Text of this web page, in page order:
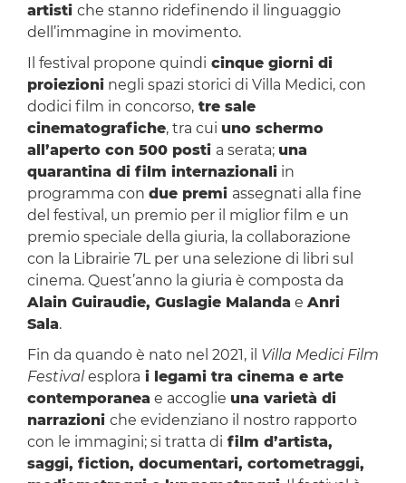
artisti che stanno ridefinendo il linguaggio
dell’immagine in movimento.
Il festival propone quindi cinque giorni di
proiezioninegli spazi storici di Villa Medici, con
dodici film in concorso,tre sale
cinematografiche, tra cui uno schermo
all’aperto con 500 posti a serata; una
quarantina di film internazionaliin
programma con due premi assegnati alla fine
del festival, un premio per il miglior film e un
premio speciale della giuria, la collaborazione
con la Librairie 7L per una selezione di libri sul
cinema. Quest’anno la giuria è composta da
Alain Guiraudie, Guslagie Malanda e Anri
Sala.
Fin da quando è nato nel 2021, il Villa Medici Film
Festivalesplora i legami tra cinema e arte
contemporanea e accoglie una varietà di
narrazioni che evidenziano il nostro rapporto
con le immagini; si tratta di film d’artista,
saggi, fiction, documentari, cortometraggi,